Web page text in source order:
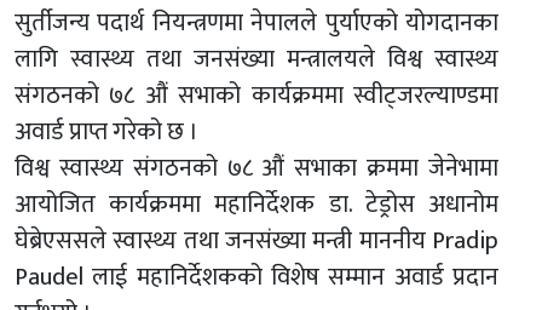
सुर्तीजन्य पदार्थ नियन्त्रणमा नेपालले पुर्याएको योगदानका
लागि स्वास्थ्य तथा जनसंख्या मन्त्रालयले विश्व स्वास्थ्य
संगठनको ७८ औं सभाको कार्यक्रममा स्वीट्जरल्याण्डमा
अवार्ड प्राप्त गरेको छ ।
विश्व स्वास्थ्य संगठनको ७८ औं सभाका क्रममा जेनेभामा
आयोजित कार्यक्रममा महानिर्देशक डा. टेड्रोस अधानोम
घेब्रेएससले स्वास्थ्य तथा जनसंख्या मन्त्री माननीय Pradip
Paudel लाई महानिर्देशकको विशेष सम्मान अवार्ड प्रदान